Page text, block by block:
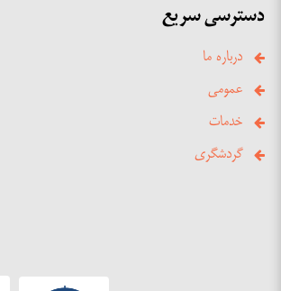
دسترسی سریع
درباره ما
عمومی
خدمات
گردشگری